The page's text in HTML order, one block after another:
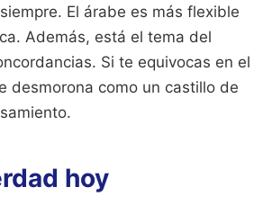
El árabe es más flexible
Además, está el tema del
Si te equivocas en el
desmorona como un castillo de
hoy